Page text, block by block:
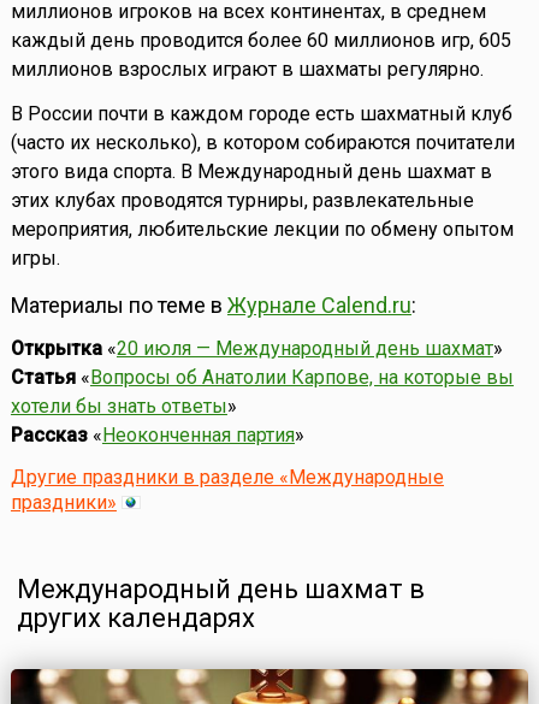
миллионов игроков на всех континентах, в среднем
каждый день проводится более 60 миллионов игр, 605
миллионов взрослых играют в шахматы регулярно.
В России почти в каждом городе есть шахматный клуб
(часто их несколько), в котором собираются почитатели
этого вида спорта. В Международный день шахмат в
этих клубах проводятся турниры, развлекательные
мероприятия, любительские лекции по обмену опытом
игры.
Материалы по теме в Журнале Calend.ru:
Открытка«20 июля — Международный день шахмат»
Статья« Вопросы об Анатолии Карпове, на которые вы
хотели бы знать ответы»
Рассказ« Неоконченная партия»
Другие праздники в разделе «Международные
праздники»
Международный день шахмат в
других календарях